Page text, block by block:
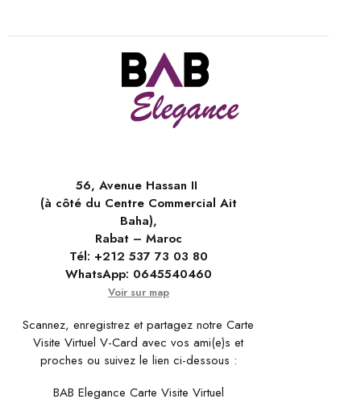
56, Avenue Hassan II
(à côté du Centre Commercial Ait
Baha),
Rabat – Maroc
Tél: +212 537 73 03 80
WhatsApp: 0645540460
Voir sur map
Scannez, enregistrez et partagez notre Carte
Visite Virtuel V-Card avec vos ami(e)s et
proches ou suivez le lien ci-dessous :
BAB Elegance Carte Visite Virtuel